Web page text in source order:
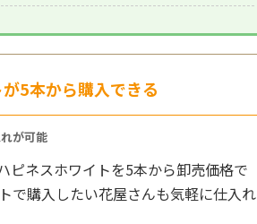
5本から購入できる
が可能
ネスホワイトを5本から卸売価格で
で購入したい花屋さんも気軽に仕入れ